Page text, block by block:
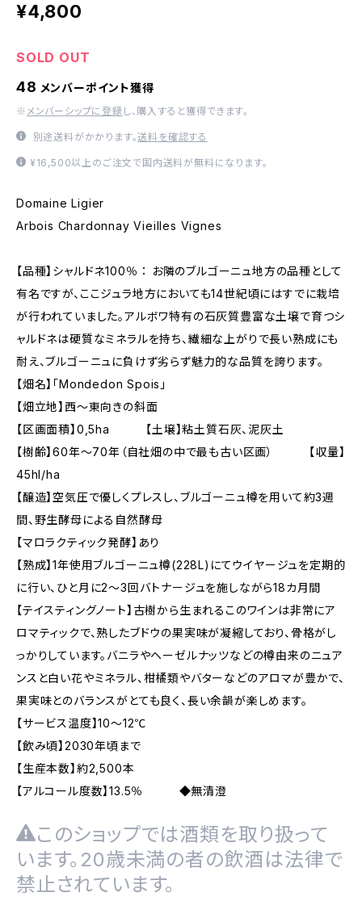
¥4,800
SOLD OUT
48 メンバーポイント獲得
※ メンバーシップに登録 し、購入すると獲得できます。
別途送料がかかります。送料を確認する
¥16,500以上のご注文で国内送料が無料になります。
Domaine Ligier
Arbois Chardonnay Vieilles Vignes
【品種】シャルドネ100％ ： お隣のブルゴーニュ地方の品種として
有名ですが、ここジュラ地方においても14世紀頃にはすでに栽培
が行われていました。アルボワ特有の石灰質豊富な土壌で育つシ
ャルドネは硬質なミネラルを持ち、繊細な上がりで長い熟成にも
耐え、ブルゴーニュに負けず劣らず魅力的な品質を誇ります。
【畑名】「Mondedon Spois」
【畑立地】西～東向きの斜面
【区画面積】0,5ha 【土壌】粘土質石灰、泥灰土
【樹齢】60年～70年（自社畑の中で最も古い区画） 【収量】
45hl/ha
【醸造】空気圧で優しくプレスし、ブルゴーニュ樽を用いて約3週
間、野生酵母による自然酵母
【マロラクティック発酵】あり
【熟成】1年使用ブルゴーニュ樽(228L)にてウイヤージュを定期的
に行い、ひと月に2～3回バトナージュを施しながら18カ月間
【テイスティングノート】古樹から生まれるこのワインは非常にア
ロマティックで、熟したブドウの果実味が凝縮しており、骨格がし
っかりしています。バニラやヘーゼルナッツなどの樽由来のニュア
ンスと白い花やミネラル、柑橘類やバターなどのアロマが豊かで、
果実味とのバランスがとても良く、長い余韻が楽しめます。
【サービス温度】10～12℃
【飲み頃】2030年頃まで
【生産本数】約2,500本
【アルコール度数】13.5％ ◆無清澄
このショップでは酒類を取り扱って
います。20歳未満の者の飲酒は法律で
禁止されています。